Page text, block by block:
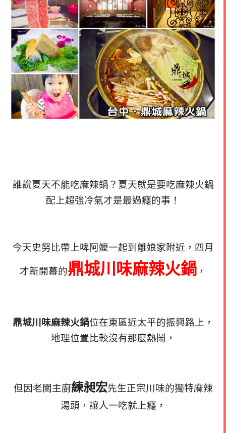
誰說夏天不能吃麻辣鍋？夏天就是要吃麻辣火鍋
配上超強冷氣才是最過癮的事！
今天史努比帶上啤阿嬤一起到離娘家附近，四月
才新開幕的鼎城川味麻辣火鍋 ，
鼎城川味麻辣火鍋位在東區近太平的振興路上，
地理位置比較沒有那麼熱鬧，
但因老闆主廚練昶宏先生正宗川味的獨特麻辣
湯頭，讓人一吃就上癮，